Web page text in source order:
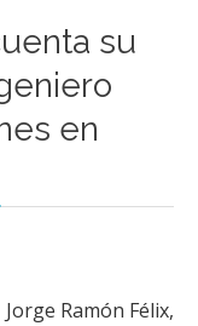
su
en
Jorge Ramón Félix,